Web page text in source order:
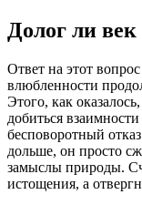
Долог ли
Ответ на этот
влюбленности
Этого, как
добиться
бесповоротный
дольше, он просто
замыслы природы.
истощения, а